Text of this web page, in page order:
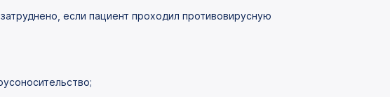
если пациент проходил противовирусную